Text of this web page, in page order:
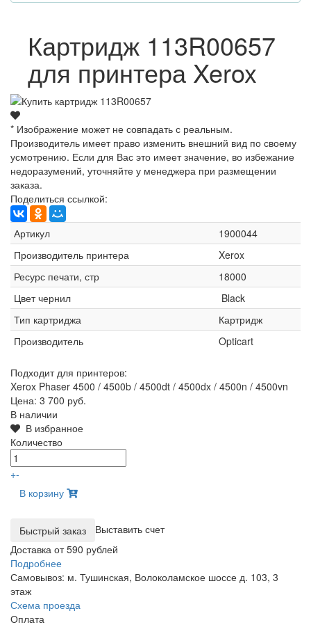
Картридж 113R00657
для принтера Xerox
* Изображение может не совпадать с реальным.
Производитель имеет право изменить внешний вид по своему
усмотрению. Если для Вас это имеет значение, во избежание
недоразумений, уточняйте у менеджера при размещении
заказа.
Поделиться ссылкой:
Артикул
1900044
Производитель принтера
Xerox
Ресурс печати, стр
18000
Цвет чернил
Black
Тип картриджа
Картридж
Производитель
Opticart
Подходит для принтеров:
Xerox Phaser 4500 / 4500b / 4500dt / 4500dx / 4500n / 4500vn
Цена: 3 700 руб.
В наличии
В избранное
Количество
+-
В корзину
Выставить счет
Доставка от 590 рублей
Подробнее
Самовывоз: м. Тушинская, Волоколамское шоссе д. 103, 3
этаж
Схема проезда
Оплата